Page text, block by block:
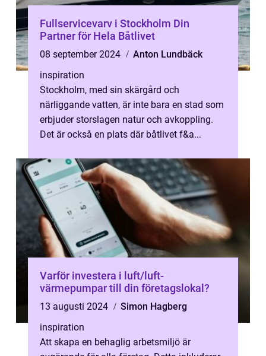
Fullservicevarv i Stockholm Din
Partner för Hela Båtlivet
08 september 2024
Anton Lundbäck
inspiration
Stockholm, med sin skärgård och
närliggande vatten, är inte bara en stad som
erbjuder storslagen natur och avkoppling.
Det är också en plats där båtlivet f&a...
Varför investera i luft/luft-
värmepumpar till din företagslokal?
13 augusti 2024
Simon Hagberg
inspiration
Att skapa en behaglig arbetsmiljö är